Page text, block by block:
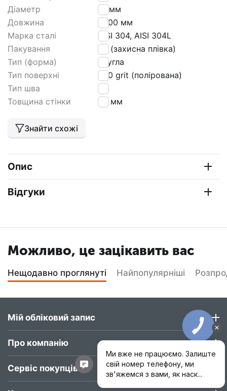
Діаметр
10 мм
Довжина
6000 мм
Марка сталі
AISI 304, AISI 304L
Пакування
РЕ (захисна плівка)
Тип (форма)
кругла
Тип поверхні
600 grit (полірована)
Тип шва
tig
Товщина стінки
1,5 мм
Знайти схожі
Опис
Відгуки
Можливо, це зацікавить вас
Нещодавно проглянуті Найпопулярніші
Мій обліковий запис
Про компанію
Сервіс покупців